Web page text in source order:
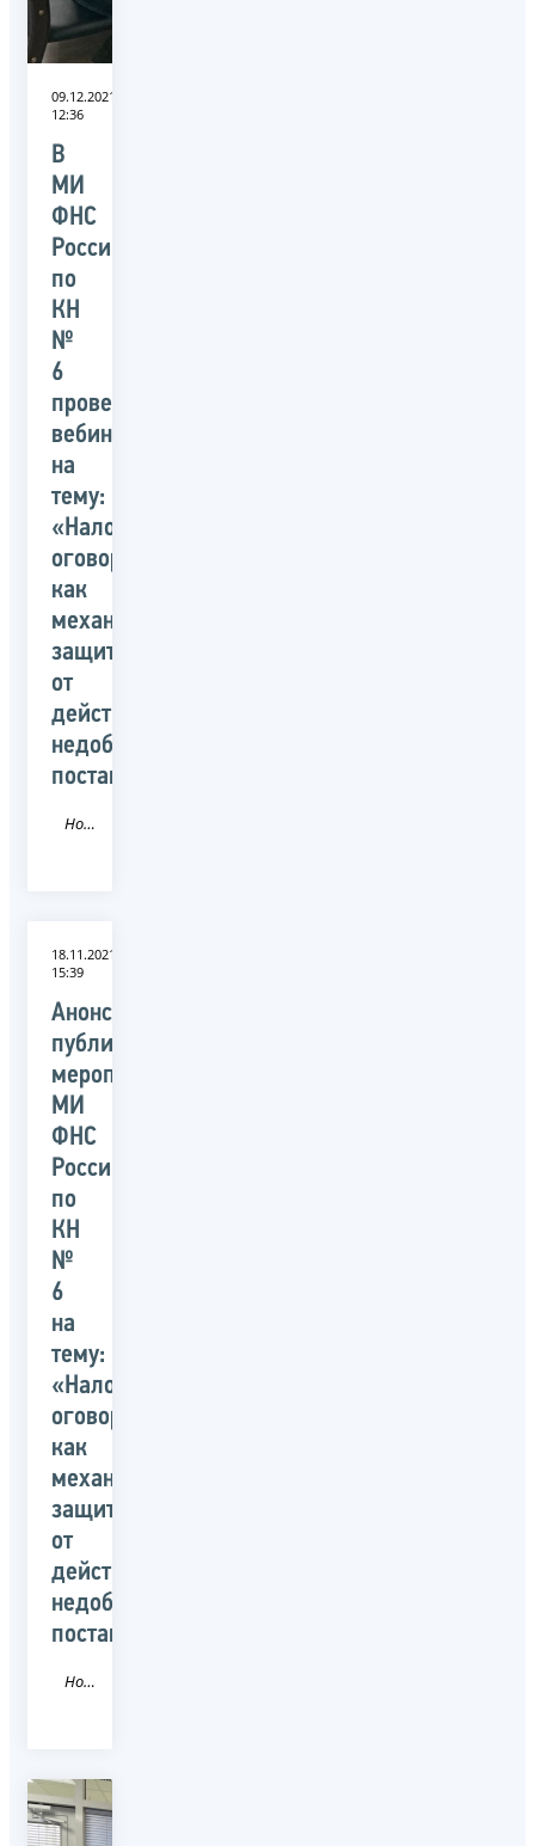
09.12.2021
12:36
В
МИ
ФНС
России
по
КН
№
6
провели
вебинар
на
тему:
«Налоговая
оговорка
как
механизм
защиты
от
действий
недобросовестных
поставщиков»
Новость
18.11.2021
15:39
Анонс
публичного
мероприятия
МИ
ФНС
России
по
КН
№
6
на
тему:
«Налоговая
оговорка
как
механизм
защиты
от
действий
недобросовестных
поставщиков»
Новость